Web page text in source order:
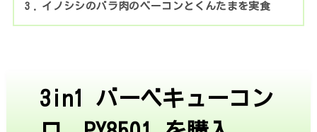
3 イノシシのバラ肉のベーコンとくんたまを実食
3in1 バーベキューコン